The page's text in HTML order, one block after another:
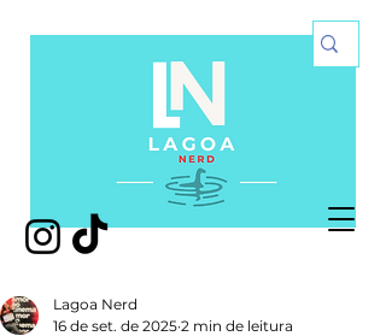
Lagoa Nerd
16 de set. de 2025 2 min de leitura